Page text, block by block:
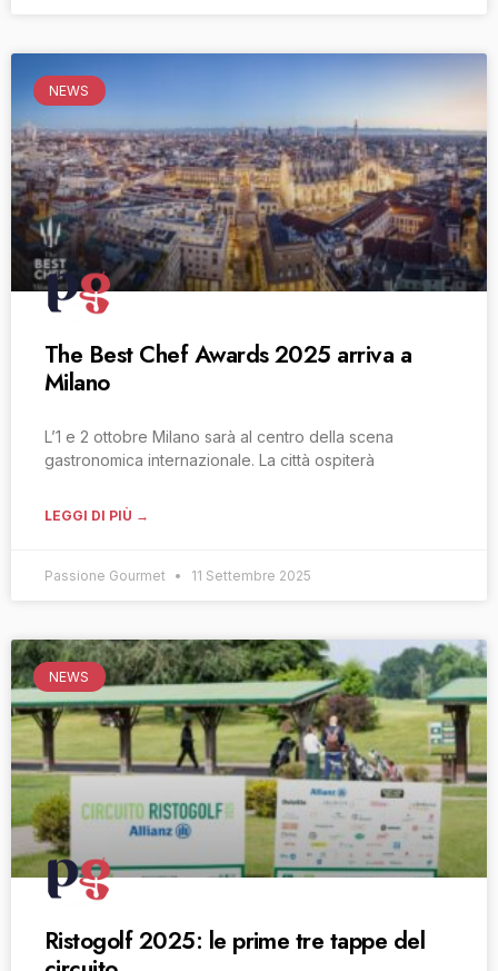
NEWS
The Best Chef Awards 2025 arriva a
Milano
L’1 e 2 ottobre Milano sarà al centro della scena
gastronomica internazionale. La città ospiterà
LEGGI DI PIÙ →
Passione Gourmet 11 Settembre 2025
NEWS
Ristogolf 2025: le prime tre tappe del